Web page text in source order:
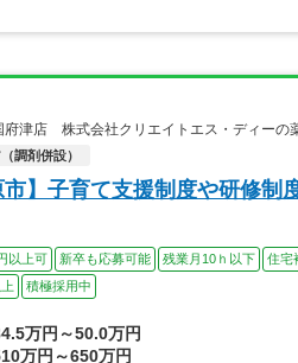
津店 株式会社クリエイトエス・ディーの
調剤併設）
市】子育て支援制度や研修
以上可 新卒も応募可能 残業月10ｈ以下 住宅
積極採用中
万円～50.0万円
万円～650万円